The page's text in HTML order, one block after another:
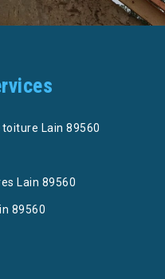
Lain 89560
Lain 89560
89560